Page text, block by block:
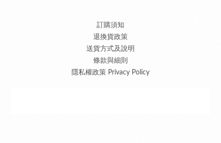
訂購須知
退換貨政策
送貨方式及說明
條款與細則
隱私權政策 Privacy Policy